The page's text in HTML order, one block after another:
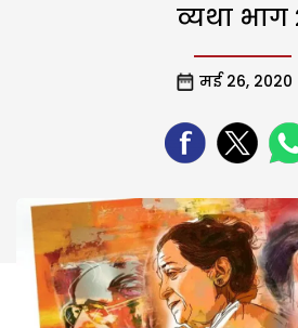
व्यथा भाग
मई 26, 2020